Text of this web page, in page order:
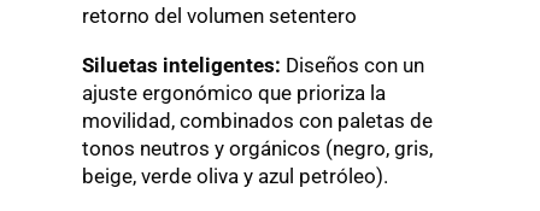
retorno del volumen setentero
Siluetas inteligentes: Diseños con un
ajuste ergonómico que prioriza la
movilidad, combinados con paletas de
tonos neutros y orgánicos (negro, gris,
beige, verde oliva y azul petróleo).